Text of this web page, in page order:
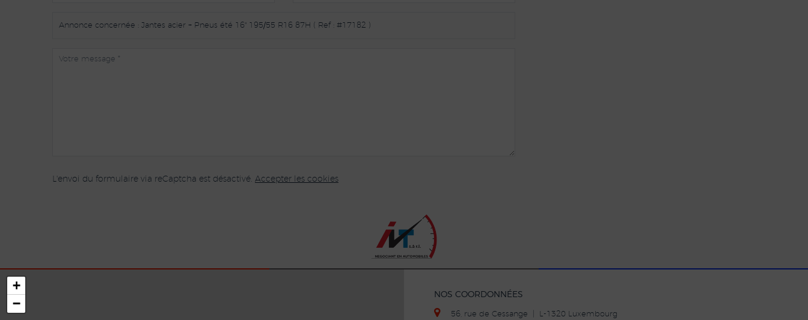
L'envoi du formulaire via reCaptcha est désactivé. Accepter les cookies
+
−
NOS COORDONNÉES
56, rue de Cessange | L-1320 Luxembourg